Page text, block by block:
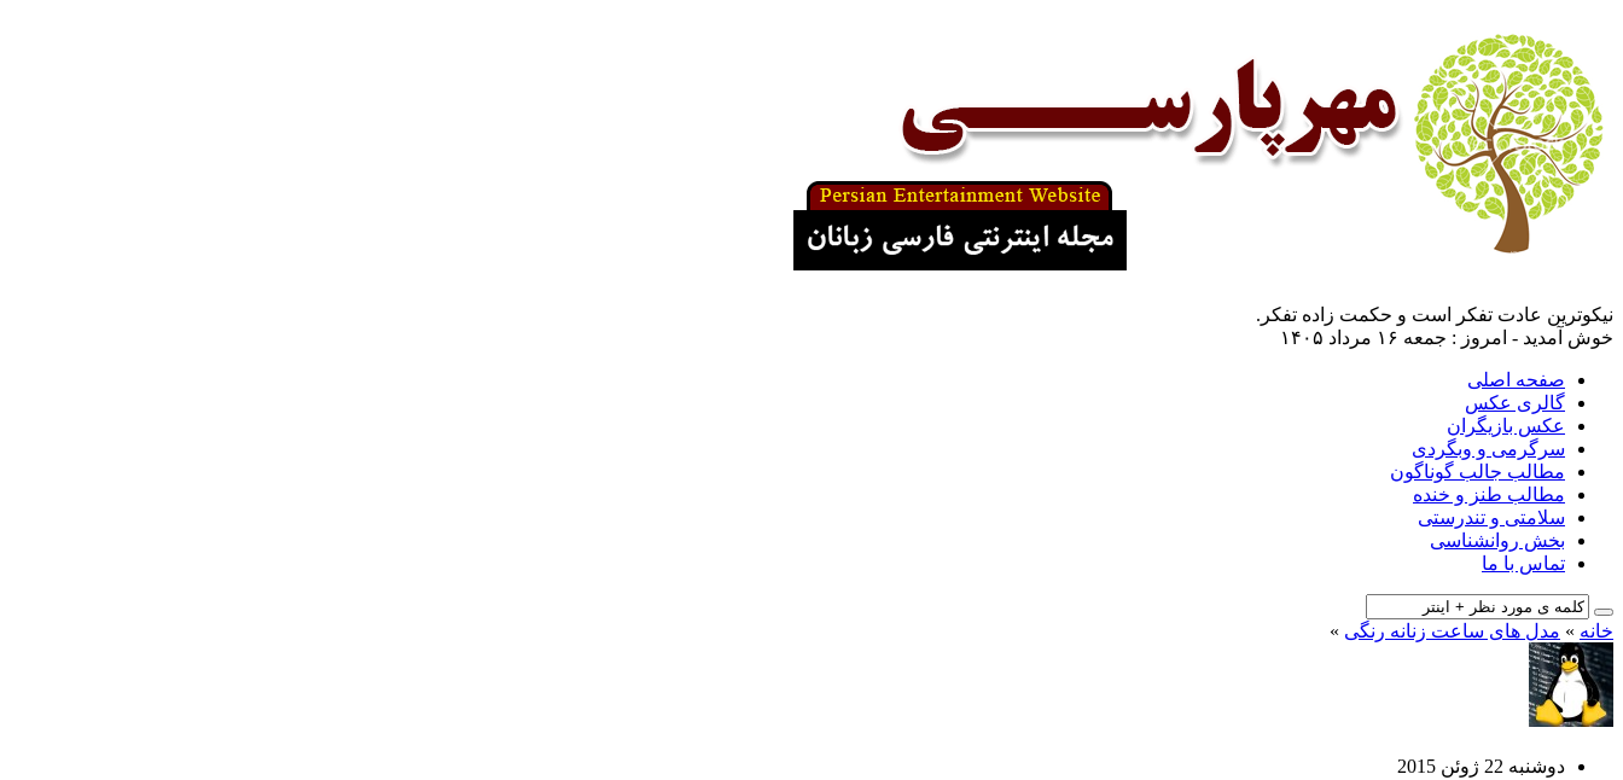
نیکوترین عادت تفکر است و حکمت زاده تفکر.
خوش آمدید - امروز : جمعه ۱۶ مرداد ۱۴۰۵
صفحه اصلی
گالری عکس
عکس بازیگران
سرگرمی و وبگردی
مطالب جالب گوناگون
مطالب طنز و خنده
سلامتی و تندرستی
بخش روانشناسی
تماس با ما
خانه » مدل های ساعت زنانه رنگی »
دوشنبه 22 ژوئن 2015